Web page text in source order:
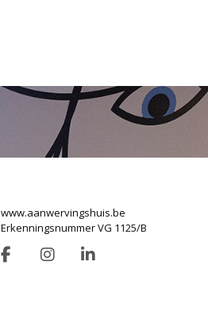
www.aanwervingshuis.be
Erkenningsnummer VG 1125/B